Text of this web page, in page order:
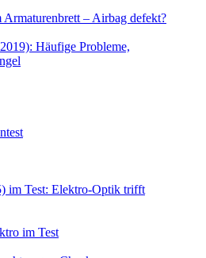
Armaturenbrett – Airbag defekt?
Häufige Probleme,
im Test: Elektro-Optik trifft
im Test